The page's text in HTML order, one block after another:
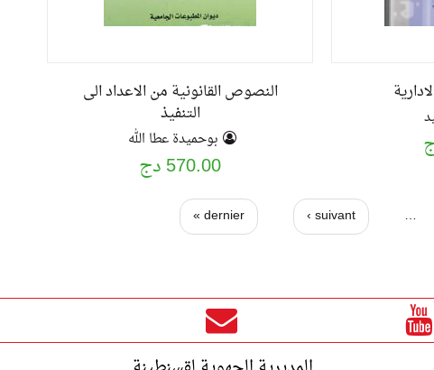
النصوص القانونية من الاعداد الى
التنفيذ
بوحميدة عطا الله
570.00 دج
…
suivant ›
dernier »